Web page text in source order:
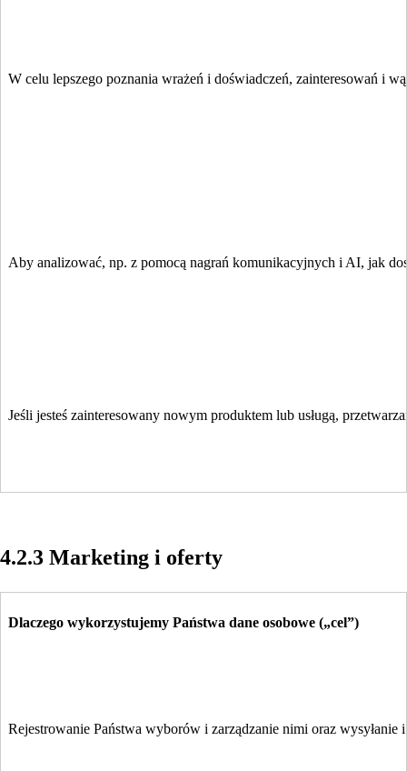
W celu lepszego poznania wrażeń i doświadczeń, zainteresowań i
Aby analizować, np. z pomocą nagrań komunikacyjnych i AI, jak
Jeśli jesteś zainteresowany nowym produktem lub usługą,
4.2.3 Marketing i oferty
Dlaczego wykorzystujemy Państwa dane osobowe („cel”)
Rejestrowanie Państwa wyborów i zarządzanie nimi oraz